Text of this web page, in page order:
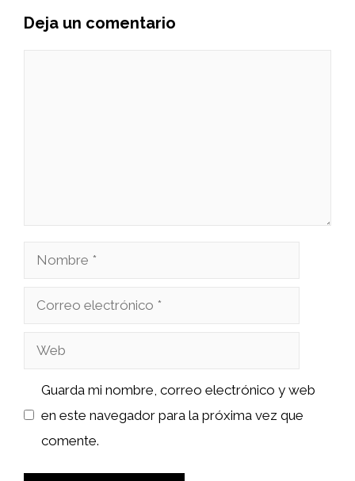
Deja un comentario
Nombre
Correo
Web
Guarda mi nombre, correo electrónico y web
en este navegador para la próxima vez que
comente.